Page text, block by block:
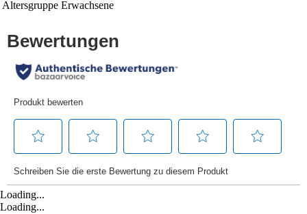
Altersgruppe Erwachsene
Loading...
Loading...